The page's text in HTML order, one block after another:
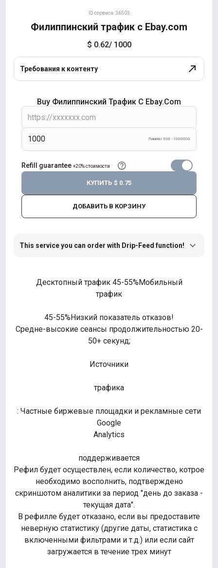
ID сервиса: 36503
Филиппинский трафик с Ebay.com
$ 0.62/ 1000
Требования к контенту
Buy Филиппинский Трафик С Ebay.com
Лимиты 500 - 1000000
Refill guarantee +20% стоимости
ДОБАВИТЬ В КОРЗИНУ
КУПИТЬ $ 0.75
This service you can order with Drip-Feed function!
Десктопный трафик 45-55%Мобильный
трафик
45-55%Низкий показатель отказов!
Средне-высокие сеансы продолжительностью 20-
50+ секунд;
Источники
трафика
: Частные биржевые площадки и рекламные сети
Google
Analytics
поддерживается
Рефил будет осуществлен, если количество, котрое
необходимо восполнить, подтверждено
скриншотом аналитики за период "день до заказа -
текущая дата".
В рефилле будет отказано, если вы предоставите
неверную статистику (другие даты, статистика с
включенными фильтрами и т.д.) или если сайт
загружается в течение трех минут